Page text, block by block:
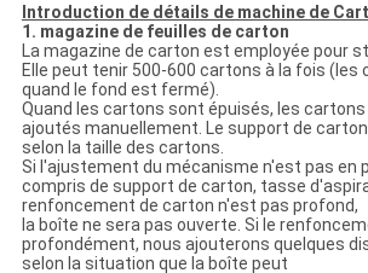
Introduction de détails de machine de
1. magazine de feuilles de carton
La magazine de carton est employée pour
Elle peut tenir 500-600 cartons à la fois (les
quand le fond est fermé).
Quand les cartons sont épuisés, les
ajoutés manuellement. Le support de
selon la taille des cartons.
Si l'ajustement du mécanisme n'est pas en
compris de support de carton, tasse
renfoncement de carton n'est pas profond,
la boîte ne sera pas ouverte. Si le
profondément, nous ajouterons quelques
selon la situation que la boîte peut